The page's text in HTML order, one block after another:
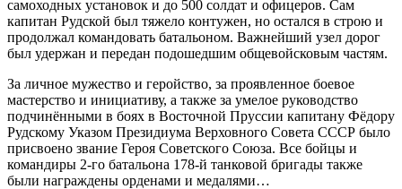
самоходных установок и до 500 солдат и офицеров. Сам
капитан Рудской был тяжело контужен, но остался в строю и
продолжал командовать батальоном. Важнейший узел дорог
был удержан и передан подошедшим общевойсковым частям.
За личное мужество и геройство, за проявленное боевое
мастерство и инициативу, а также за умелое руководство
подчинёнными в боях в Восточной Пруссии капитану Фёдору
Рудскому Указом Президиума Верховного Совета СССР было
присвоено звание Героя Советского Союза. Все бойцы и
командиры 2-го батальона 178-й танковой бригады также
были награждены орденами и медалями…